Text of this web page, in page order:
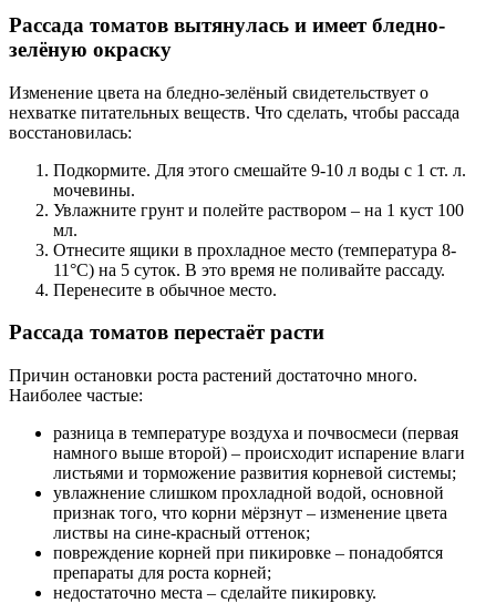
Рассада томатов вытянулась и имеет бледно-
зелёную окраску
Изменение цвета на бледно-зелёный свидетельствует о
нехватке питательных веществ. Что сделать, чтобы рассада
восстановилась:
Подкормите. Для этого смешайте 9-10 л воды с 1 ст. л.
мочевины.
Увлажните грунт и полейте раствором – на 1 куст 100
мл.
Отнесите ящики в прохладное место (температура 8-
11°C) на 5 суток. В это время не поливайте рассаду.
Перенесите в обычное место.
Рассада томатов перестаёт расти
Причин остановки роста растений достаточно много.
Наиболее частые:
разница в температуре воздуха и почвосмеси (первая
намного выше второй) – происходит испарение влаги
листьями и торможение развития корневой системы;
увлажнение слишком прохладной водой, основной
признак того, что корни мёрзнут – изменение цвета
листвы на сине-красный оттенок;
повреждение корней при пикировке – понадобятся
препараты для роста корней;
недостаточно места – сделайте пикировку.